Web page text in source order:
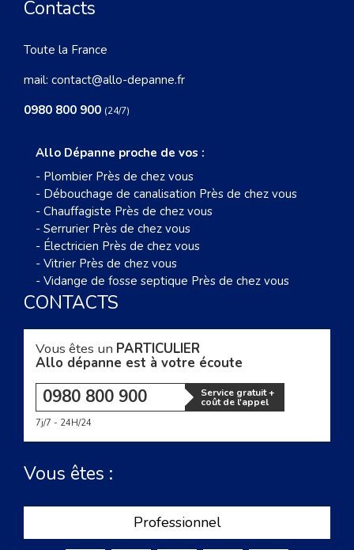
Contacts
Toute la France
mail: contact@allo-depanne.fr
0980 800 900 (24/7)
Allo Dépanne proche de vos :
- Plombier Près de chez vous
- Débouchage de canalisation Près de chez vous
- Chauffagiste Près de chez vous
- Serrurier Près de chez vous
- Électricien Près de chez vous
- Vitrier Près de chez vous
- Vidange de fosse septique Près de chez vous
CONTACTS
Vous êtes un PARTICULIER
Allo dépanne est à votre écoute
0980 800 900 Service gratuit +
coût de l'appel
7j/7 - 24H/24
Vous êtes :
Professionnel